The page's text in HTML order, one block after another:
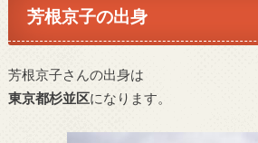
芳根京子の出身
芳根京子さんの出身は
東京都杉並区になります。